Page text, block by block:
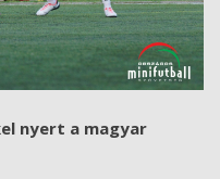
nyert a magyar